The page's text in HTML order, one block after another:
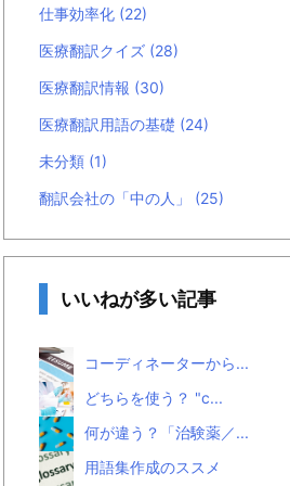
仕事効率化 (22)
医療翻訳クイズ (28)
医療翻訳情報 (30)
医療翻訳用語の基礎 (24)
未分類 (1)
翻訳会社の「中の人」 (25)
いいねが多い記事
コーディネーターから...
どちらを使う？ "c...
何が違う？「治験薬／...
用語集作成のススメ